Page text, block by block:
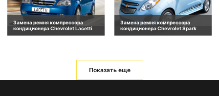
Замена ремня компрессора
кондиционера Chevrolet Lacetti
Замена ремня компрессора
кондиционера Chevrolet Spark
Показать еще